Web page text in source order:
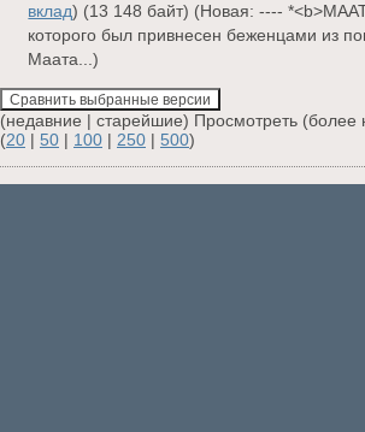
вклад) (13 148 байт) (Новая: ----
которого был привнесен беженцами из
Маата...)
(недавние | старейшие) Просмотреть
(20 | 50 | 100 | 250 | 500)